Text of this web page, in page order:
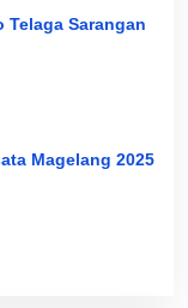
Telaga Sarangan
Magelang 2025